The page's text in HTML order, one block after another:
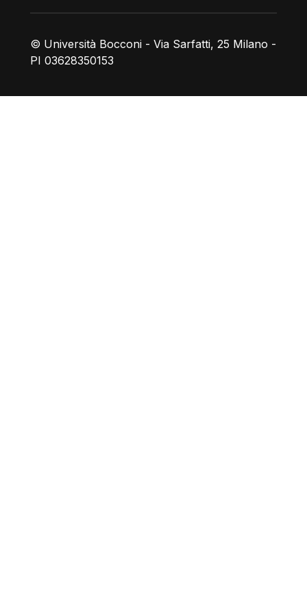
© Università Bocconi - Via Sarfatti, 25 Milano -
PI 03628350153